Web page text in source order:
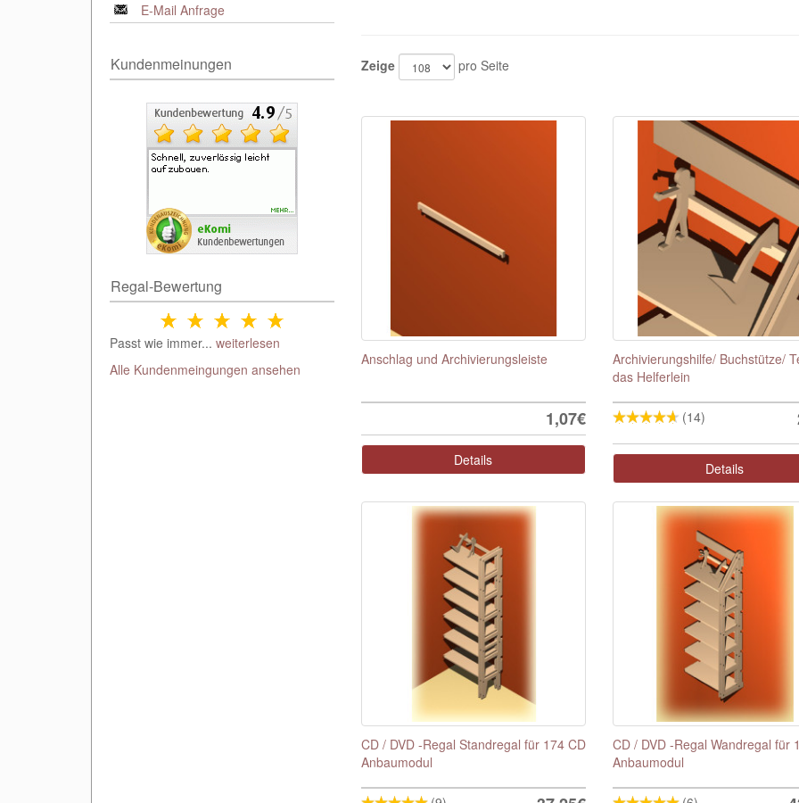
E-Mail Anfrage
Kundenmeinungen
Regal-Bewertung
Passt wie immer... weiterlesen
Alle Kundenmeingungen ansehen
Zeige pro Seite
Anschlag und Archivierungsleiste
1,07€
Details
Archivierungshilfe/ Buchstütze/
das Helferlein
(14)
Details
CD / DVD -Regal Standregal für 174 CD
Anbaumodul
CD / DVD -Regal Wandregal für
Anbaumodul